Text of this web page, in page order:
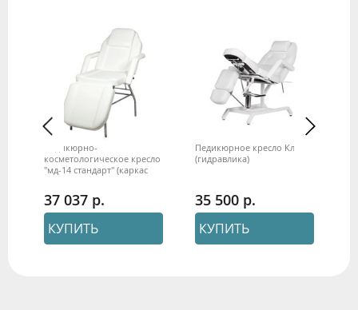
Педикюрно-
косметологическое кресло
"мд-14 стандарт" (каркас
37 037
КУПИТЬ
Педикюрное кресло Клио
(гидравлика)
35 500
КУПИТЬ